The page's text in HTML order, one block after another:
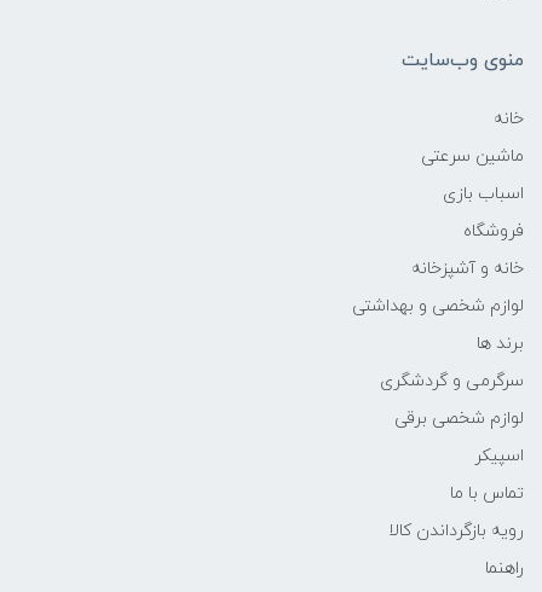
منوی وب‌سایت
خانه
ماشین سرعتی
اسباب بازی
فروشگاه
خانه و آشپزخانه
لوازم شخصی و بهداشتی
برند ها
سرگرمی و گردشگری
لوازم شخصی برقی
اسپیکر
تماس با ما
رویه بازگرداندن کالا
راهنما